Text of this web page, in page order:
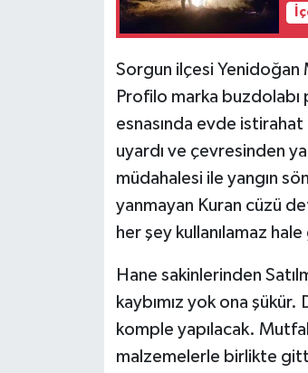
Sorgun ilçesi
Profilo marka buzdolabı
esnasında evde
uyardı ve çevresinden
müdahalesi ile yangın
yanmayan Kuran cüzü
her şey kullanılamaz
Hane sakinlerinden
kaybımız yok ona
komple yapılacak.
malzemelerle birlikte